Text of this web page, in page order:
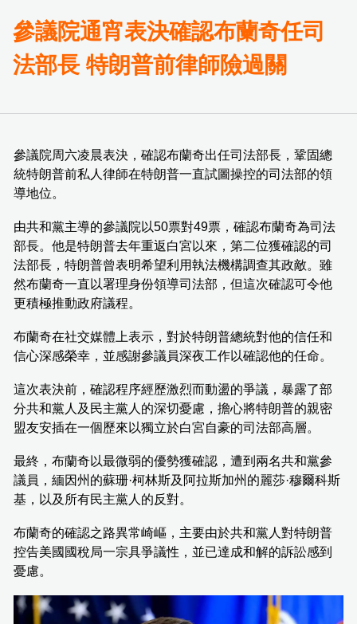
參議院通宵表決確認布蘭奇任司
法部長 特朗普前律師險過關
參議院周六凌晨表決，確認布蘭奇出任司法部長，鞏固總
統特朗普前私人律師在特朗普一直試圖操控的司法部的領
導地位。
由共和黨主導的參議院以50票對49票，確認布蘭奇為司法
部長。他是特朗普去年重返白宮以來，第二位獲確認的司
法部長，特朗普曾表明希望利用執法機構調查其政敵。雖
然布蘭奇一直以署理身份領導司法部，但這次確認可令他
更積極推動政府議程。
布蘭奇在社交媒體上表示，對於特朗普總統對他的信任和
信心深感榮幸，並感謝參議員深夜工作以確認他的任命。
這次表決前，確認程序經歷激烈而動盪的爭議，暴露了部
分共和黨人及民主黨人的深切憂慮，擔心將特朗普的親密
盟友安插在一個歷來以獨立於白宮自豪的司法部高層。
最終，布蘭奇以最微弱的優勢獲確認，遭到兩名共和黨參
議員，緬因州的蘇珊·柯林斯及阿拉斯加州的麗莎·穆爾科斯
基，以及所有民主黨人的反對。
布蘭奇的確認之路異常崎嶇，主要由於共和黨人對特朗普
控告美國國稅局一宗具爭議性，並已達成和解的訴訟感到
憂慮。